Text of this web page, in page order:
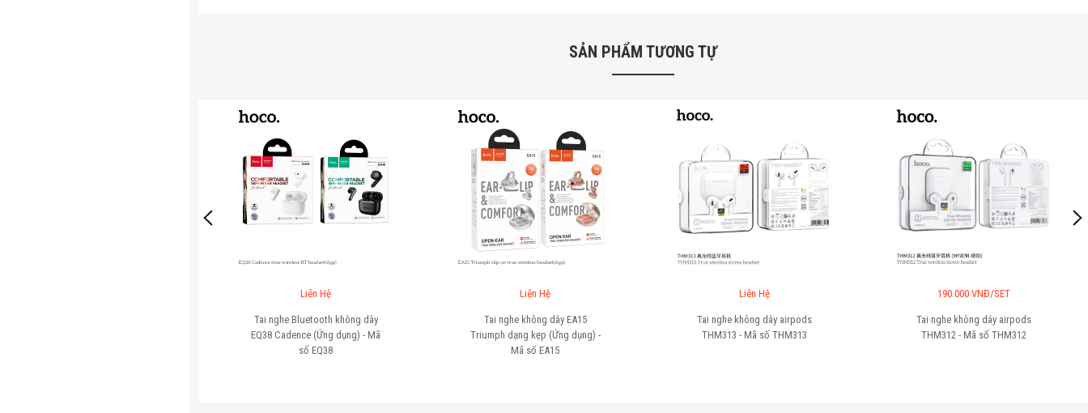
SẢN PHẨM TƯƠNG TỰ
Tai nghe Bluetooth không dây
EQ38 Cadence (Ứng dụng) - Mã
Tai nghe không dây EA15
Triumph dạng kẹp (Ứng dụng) -
Tai nghe không dây airpods
THM313 - Mã số
Tai nghe không dây airpods
THM312 - Mã số
Tai nghe không
THM311 - Mã